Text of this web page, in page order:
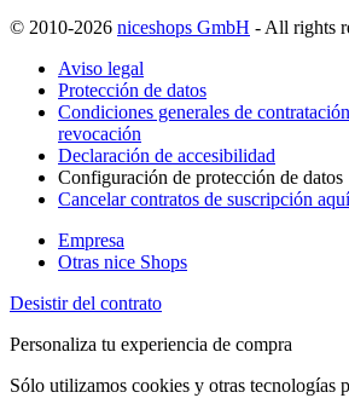
© 2010-2026 niceshops GmbH - All rights
Aviso legal
Protección de datos
Condiciones generales de
revocación
Declaración de accesibilidad
Configuración de protección de datos
Cancelar contratos de suscripción aquí
Empresa
Otras nice Shops
Desistir del contrato
Personaliza tu experiencia de compra
Sólo utilizamos cookies y otras tecnologías